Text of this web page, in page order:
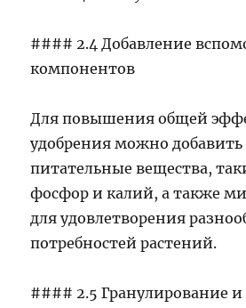
#### 2.4 Добавление
компонентов
Для повышения общей
удобрения можно добавить
питательные вещества,
фосфор и калий, а также
для удовлетворения
потребностей растений.
#### 2.5 Гранулирование и